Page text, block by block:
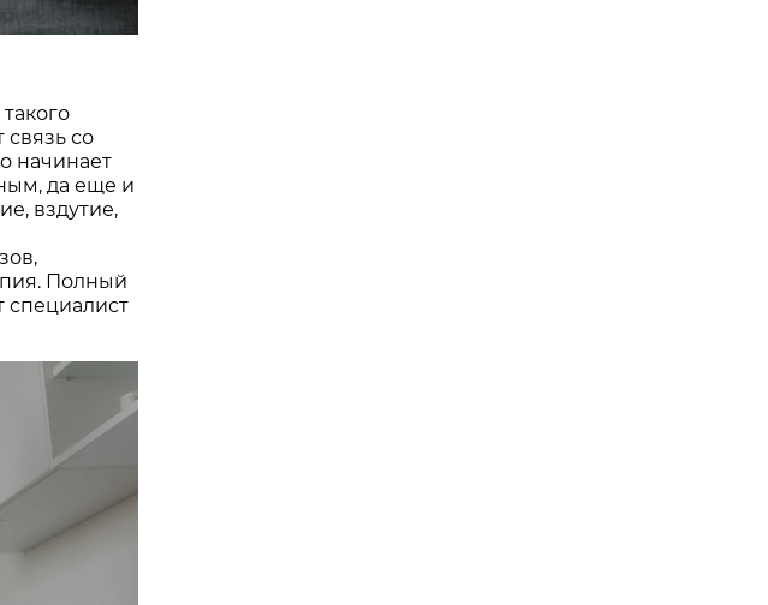
связь со
начинает
да еще и
вздутие,
Полный
специалист